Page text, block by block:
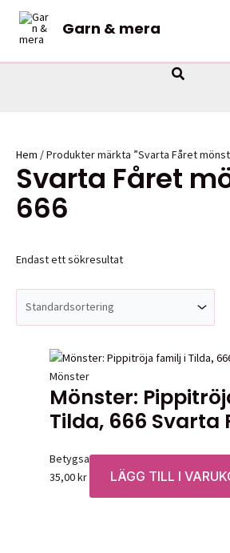
Hoppa
innehåll
Garn & mera
Sök
Hem / Produkter märkta ”Svarta Fåret
Svarta Fåret
666
Endast ett sökresultat
Mönster
Mönster:
Tilda, 666 Svarta
Betygsatt0av 5
35,00kr LÄGG TILL I